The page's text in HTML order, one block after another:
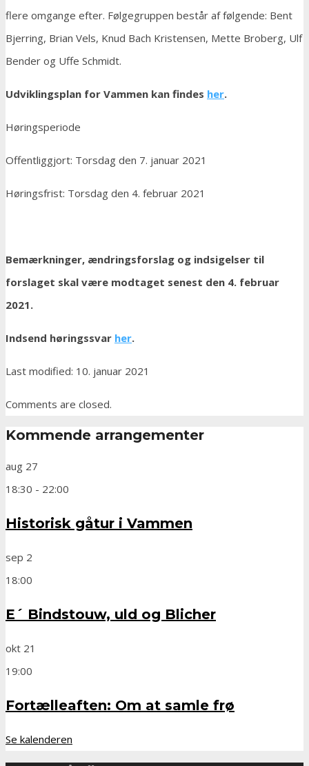
flere omgange efter. Følgegruppen består af følgende: Bent
Bjerring, Brian Vels, Knud Bach Kristensen, Mette Broberg, Ulf
Bender og Uffe Schmidt.
Udviklingsplan for Vammen kan findes her.
Høringsperiode
Offentliggjort: Torsdag den 7. januar 2021
Høringsfrist: Torsdag den 4. februar 2021
Bemærkninger, ændringsforslag og indsigelser til
forslaget skal være modtaget senest den 4. februar
2021.
Indsend høringssvar her.
Last modified: 10. januar 2021
Comments are closed.
Kommende arrangementer
aug 27
18:30 - 22:00
Historisk gåtur i Vammen
sep 2
18:00
E´ Bindstouw, uld og Blicher
okt 21
19:00
Fortælleaften: Om at samle frø
Se kalenderen